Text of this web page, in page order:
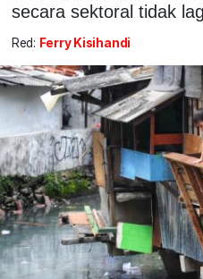
secara sektoral tidak
Red: Ferry Kisihandi